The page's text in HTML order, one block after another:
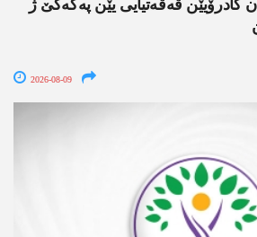
کادرۆیێن ڤەقەتیایی یێن پەکەکێ ژ
2026-08-09